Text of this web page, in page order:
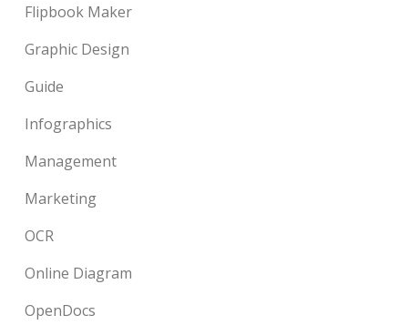
Flipbook Maker
Graphic Design
Guide
Infographics
Management
Marketing
OCR
Online Diagram
OpenDocs